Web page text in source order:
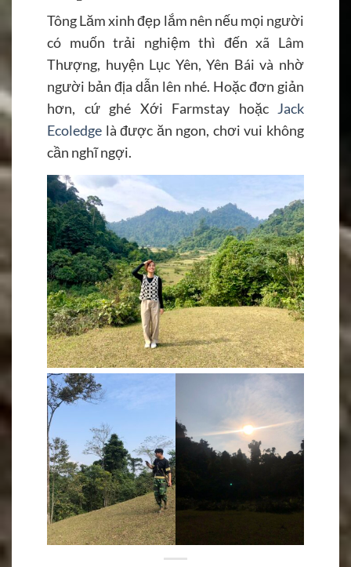
Tông Lăm xinh đẹp lắm nên nếu mọi người
có muốn trải nghiệm thì đến xã Lâm
Thượng, huyện Lục Yên, Yên Bái và nhờ
người bản địa dẫn lên nhé. Hoặc đơn giản
hơn, cứ ghé Xới Farmstay hoặc Jack
Ecoledge là được ăn ngon, chơi vui không
cần nghĩ ngợi.